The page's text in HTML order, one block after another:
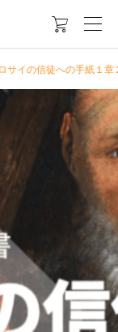

サイの信徒への手紙１章